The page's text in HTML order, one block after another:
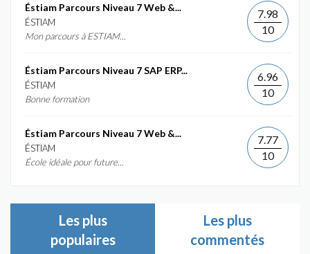
Éstiam Parcours Niveau 7 Web &...
ÉSTIAM
Mon parcours à ESTIAM...
7.98
10
Éstiam Parcours Niveau 7 SAP ERP...
ÉSTIAM
Bonne formation
6.96
10
Éstiam Parcours Niveau 7 Web &...
ÉSTIAM
École idéale pour future...
7.77
10
Les plus
populaires
Les plus
commentés